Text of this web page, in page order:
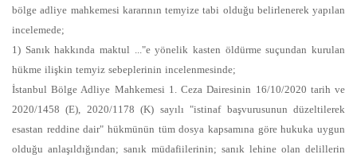
bölge adliye mahkemesi kararının temyize tabi olduğu belirlenerek yapılan
incelemede;
1) Sanık hakkında maktul ..."e yönelik kasten öldürme suçundan kurulan
hükme ilişkin temyiz sebeplerinin incelenmesinde;
İstanbul Bölge Adliye Mahkemesi 1. Ceza Dairesinin 16/10/2020 tarih ve
2020/1458 (E), 2020/1178 (K) sayılı "istinaf başvurusunun düzeltilerek
esastan reddine dair" hükmünün tüm dosya kapsamına göre hukuka uygun
olduğu anlaşıldığından; sanık müdafiilerinin; sanık lehine olan delillerin